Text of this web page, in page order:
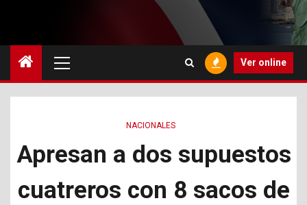
principal
Ver online
NACIONALES
Apresan a dos supuestos
cuatreros con 8 sacos de